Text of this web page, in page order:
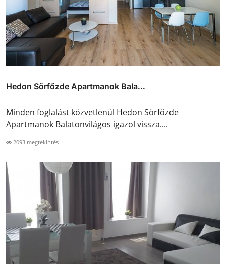
Hedon Sörfőzde Apartmanok Bala...
Minden foglalást közvetlenül Hedon Sörfőzde
Apartmanok Balatonvilágos igazol vissza....
2093 megtekintés